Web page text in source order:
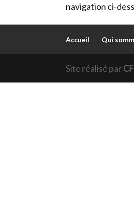
navigation ci-
Accueil Qui
Site réalisé par